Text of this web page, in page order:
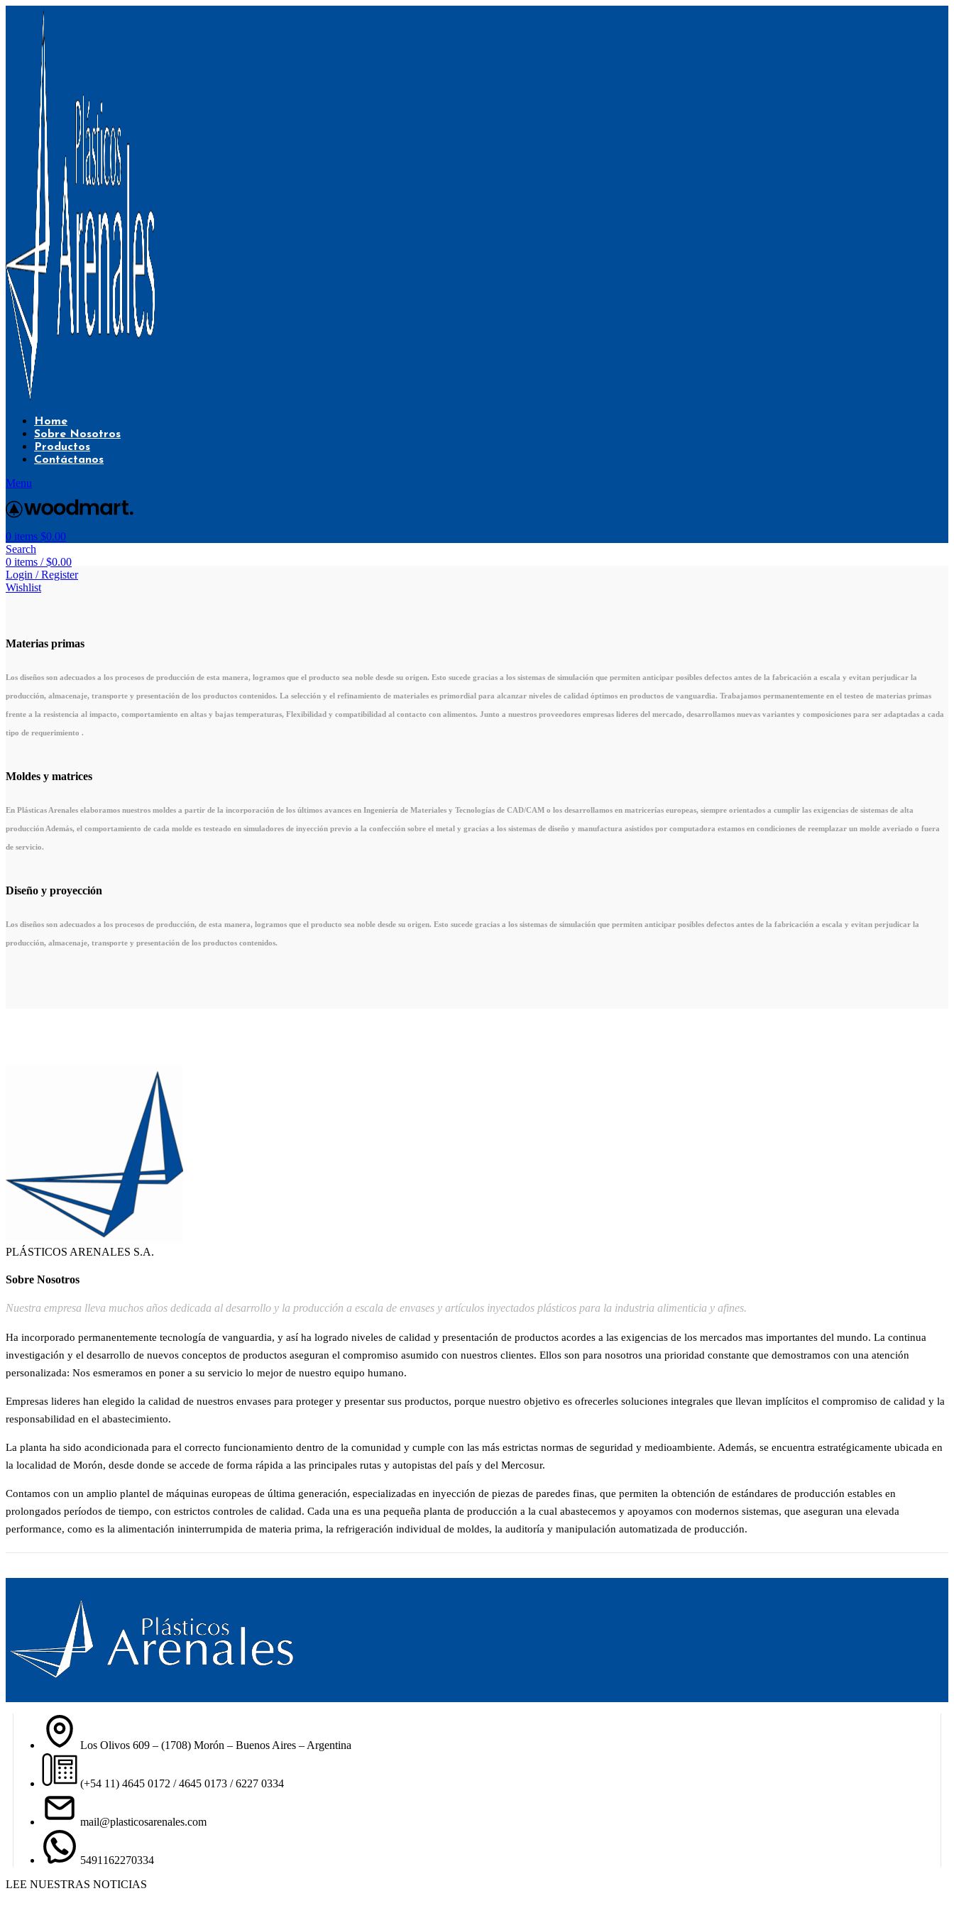
Home
Sobre Nosotros
Productos
Contáctanos
Menu
0 items $0.00
Search
0 items / $0.00
Login / Register
Wishlist
Materias primas
Los diseños son adecuados a los procesos de producción de esta manera, logramos que el producto sea noble desde su origen. Esto sucede gracias a los sistemas de simulación que permiten anticipar posibles defectos antes de la fabricación a escala y evitan perjudicar la
producción, almacenaje, transporte y presentación de los productos contenidos. La selección y el refinamiento de materiales es primordial para alcanzar niveles de calidad óptimos en productos de vanguardia. Trabajamos permanentemente en el testeo de materias primas
frente a la resistencia al impacto, comportamiento en altas y bajas temperaturas, Flexibilidad y compatibilidad al contacto con alimentos. Junto a nuestros proveedores empresas lideres del mercado, desarrollamos nuevas variantes y composiciones para ser adaptadas a cada
tipo de requerimiento .
Moldes y matrices
En Plásticas Arenales elaboramos nuestros moldes a partir de la incorporación de los últimos avances en Ingeniería de Materiales y Tecnologías de CAD/CAM o los desarrollamos en matricerías europeas, siempre orientados a cumplir las exigencias de sistemas de alta
producción Además, el comportamiento de cada molde es testeado en simuladores de inyección previo a la confección sobre el metal y gracias a los sistemas de diseño y manufactura asistidos por computadora estamos en condiciones de reemplazar un molde averiado o fuera
de servicio.
Diseño y proyección
Los diseños son adecuados a los procesos de producción, de esta manera, logramos que el producto sea noble desde su origen. Esto sucede gracias a los sistemas de simulación que permiten anticipar posibles defectos antes de la fabricación a escala y evitan perjudicar la
producción, almacenaje, transporte y presentación de los productos contenidos.
PLÁSTICOS ARENALES S.A.
Sobre Nosotros
Nuestra empresa lleva muchos años dedicada al desarrollo y la producción a escala de envases y artículos inyectados plásticos para la industria alimenticia y afines.
Ha incorporado permanentemente tecnología de vanguardia, y así ha logrado niveles de calidad y presentación de productos acordes a las exigencias de los mercados mas importantes del mundo. La continua
investigación y el desarrollo de nuevos conceptos de productos aseguran el compromiso asumido con nuestros clientes. Ellos son para nosotros una prioridad constante que demostramos con una atención
personalizada: Nos esmeramos en poner a su servicio lo mejor de nuestro equipo humano.
Empresas lideres han elegido la calidad de nuestros envases para proteger y presentar sus productos, porque nuestro objetivo es ofrecerles soluciones integrales que llevan implícitos el compromiso de calidad y la
responsabilidad en el abastecimiento.
La planta ha sido acondicionada para el correcto funcionamiento dentro de la comunidad y cumple con las más estrictas normas de seguridad y medioambiente. Además, se encuentra estratégicamente ubicada en
la localidad de Morón, desde donde se accede de forma rápida a las principales rutas y autopistas del país y del Mercosur.
Contamos con un amplio plantel de máquinas europeas de última generación, especializadas en inyección de piezas de paredes finas, que permiten la obtención de estándares de producción estables en
prolongados períodos de tiempo, con estrictos controles de calidad. Cada una es una pequeña planta de producción a la cual abastecemos y apoyamos con modernos sistemas, que aseguran una elevada
performance, como es la alimentación ininterrumpida de materia prima, la refrigeración individual de moldes, la auditoría y manipulación automatizada de producción.
Los Olivos 609 – (1708) Morón – Buenos Aires – Argentina
(+54 11) 4645 0172 / 4645 0173 / 6227 0334
mail@plasticosarenales.com
5491162270334
LEE NUESTRAS NOTICIAS